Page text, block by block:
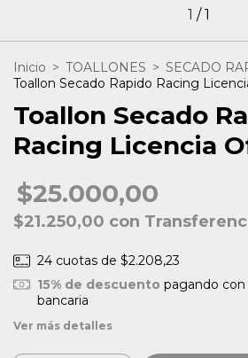
1 /1
Inicio > TOALLONES > SECADO
Toallon Secado Rapido Racing
Toallon Secado
Racing Licencia
$25.000,00
$21.250,00 con
24 cuotas de $2.208,23
15% de descuento pagando con
bancaria
Ver más detalles